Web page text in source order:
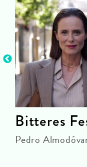
Bitteres
Pedro